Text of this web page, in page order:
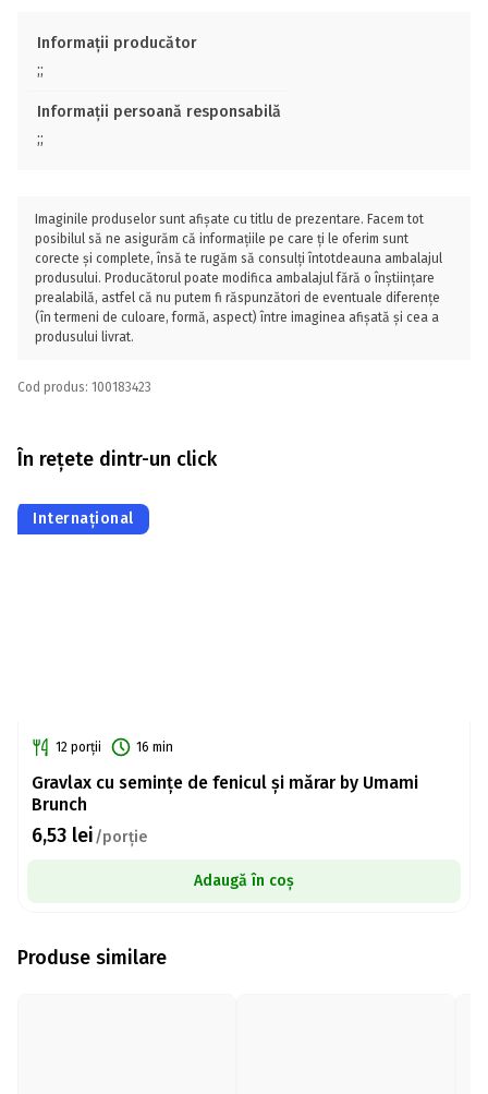
Informații producător
;;
Informații persoană responsabilă
;;
Imaginile produselor sunt afișate cu titlu de prezentare. Facem tot
posibilul să ne asigurăm că informațiile pe care ți le oferim sunt
corecte și complete, însă te rugăm să consulți întotdeauna ambalajul
produsului. Producătorul poate modifica ambalajul fără o înștiințare
prealabilă, astfel că nu putem fi răspunzători de eventuale diferențe
(în termeni de culoare, formă, aspect) între imaginea afișată și cea a
produsului livrat.
Cod produs: 100183423
În rețete dintr-un click
Internațional
12 porții 16 min
Gravlax cu semințe de fenicul și mărar by Umami
Brunch
6,53 lei/porție
Adaugă în coș
Produse similare